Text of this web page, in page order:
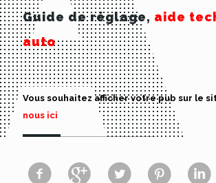
Guide de réglage, aide
auto
Vous souhaitez afficher votre pub sur le
nous ici